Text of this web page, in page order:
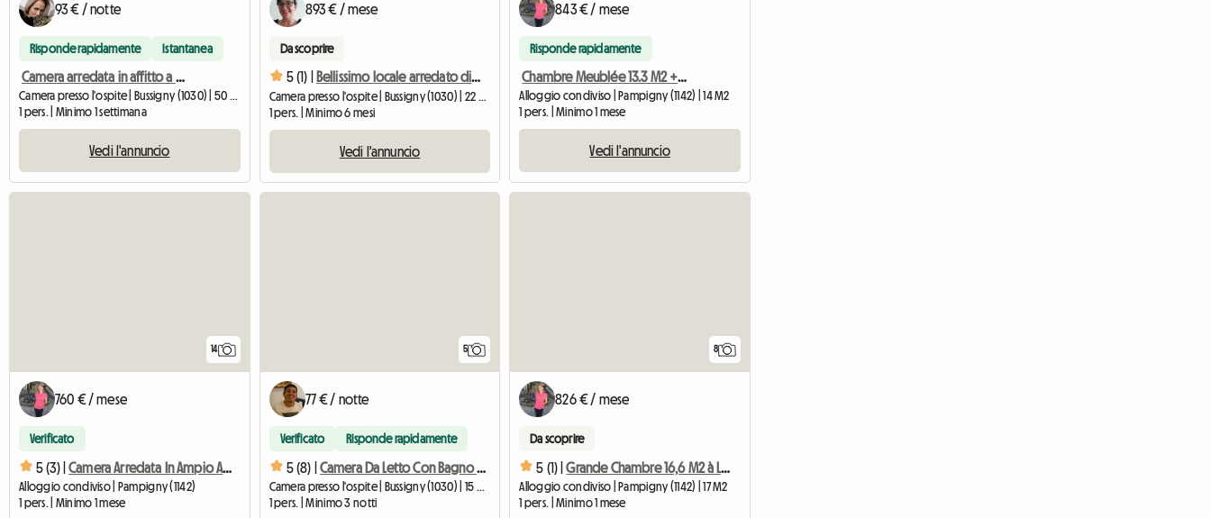
93 € / notte
Risponde rapidamente Istantanea
Camera arredata in affitto a Bussigny
Camera presso l'ospite | Bussigny (1030) | 50 M2
1 pers. | Minimo 1 settimana
Vedi l'annuncio
893 € / mese
Da scoprire
5 (1) | Bellissimo locale arredato di mq. 22 m2 in affitto
Camera presso l'ospite | Bussigny (1030) | 22 M2
1 pers. | Minimo 6 mesi
Vedi l'annuncio
843 € / mese
Risponde rapidamente
Chambre Meublée 13.3 M2 + Accès Privé Aux Combles Non-aménag
Alloggio condiviso | Pampigny (1142) | 14 M2
1 pers. | Minimo 1 mese
Vedi l'annuncio
14
760 € / mese
Verificato
5 (3) | Camera Arredata In Ampio Appartamento
Alloggio condiviso | Pampigny (1142)
1 pers. | Minimo 1 mese
5
77 € / notte
Verificato Risponde rapidamente
5 (8) | Camera Da Letto Con Bagno Separato In Villa A Bussi
Camera presso l'ospite | Bussigny (1030) | 15 M2
1 pers. | Minimo 3 notti
8
826 € / mese
Da scoprire
5 (1) | Grande Chambre 16,6 M2 à Louer Dans Grand Appartement Chb4
Alloggio condiviso | Pampigny (1142) | 17 M2
1 pers. | Minimo 1 mese